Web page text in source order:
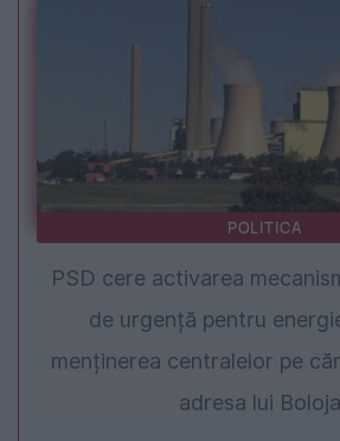
POLITICA
PSD cere activarea
de urgență pentru
menținerea centralelor pe
adresa lui